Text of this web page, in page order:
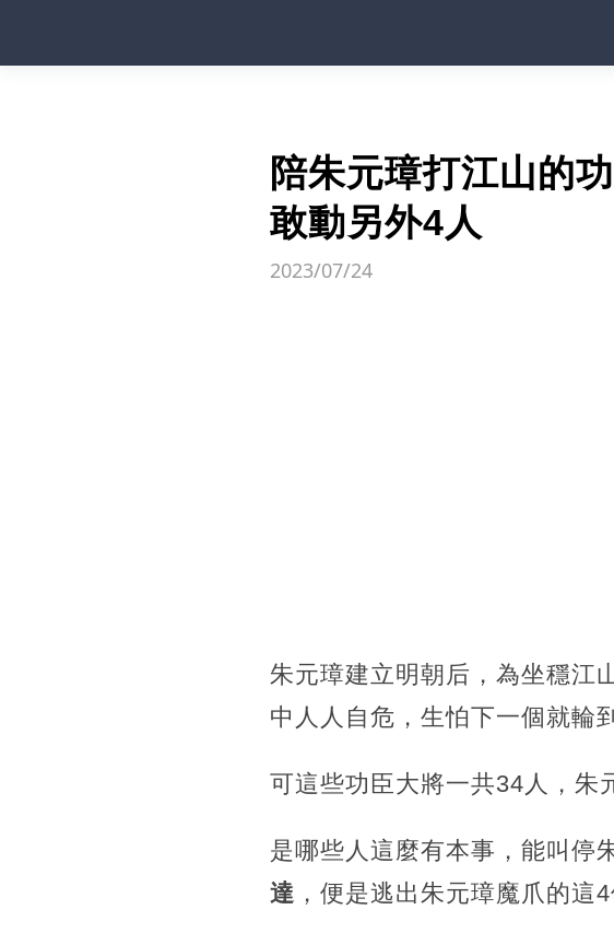
陪朱元璋打江山的
敢動另外4人
2023/07/24
朱元璋建立明朝后，為坐穩江
中人人自危，生怕下一個就輪
可這些功臣大將一共34人，朱
是哪些人這麼有本事，能叫停
達 ，便是逃出朱元璋魔爪的這4